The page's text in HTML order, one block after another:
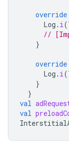
override
Log . i(
//
}
override
Log . i(
}
}
val
val